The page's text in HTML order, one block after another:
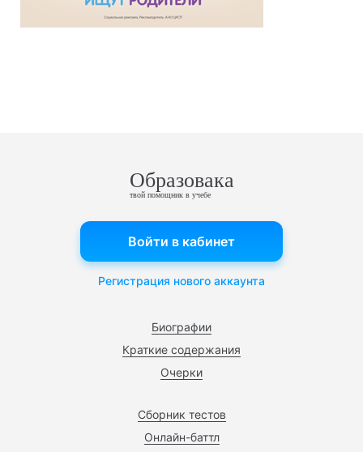
Образовака
твой помощник в учебе
Биографии
Краткие содержания
Очерки
Сборник тестов
Онлайн-баттл
Войти в кабинет
Регистрация нового аккаунта